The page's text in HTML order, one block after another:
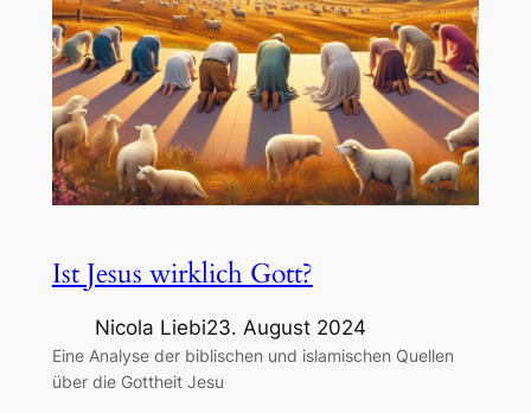
Ist Jesus wirklich Gott?
Nicola Liebi23. August 2024
Eine Analyse der biblischen und islamischen Quellen
über die Gottheit Jesu